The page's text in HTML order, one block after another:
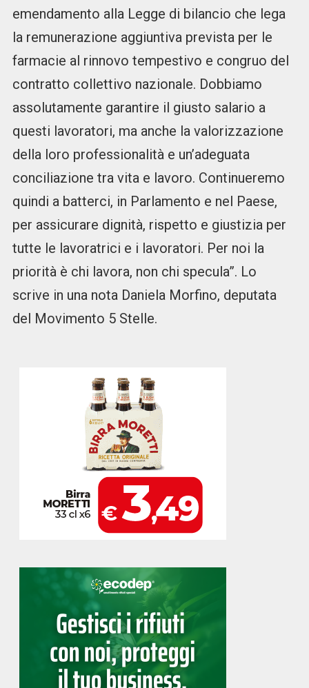
emendamento alla Legge di bilancio che lega
la remunerazione aggiuntiva prevista per le
farmacie al rinnovo tempestivo e congruo del
contratto collettivo nazionale. Dobbiamo
assolutamente garantire il giusto salario a
questi lavoratori, ma anche la valorizzazione
della loro professionalità e un’adeguata
conciliazione tra vita e lavoro. Continueremo
quindi a batterci, in Parlamento e nel Paese,
per assicurare dignità, rispetto e giustizia per
tutte le lavoratrici e i lavoratori. Per noi la
priorità è chi lavora, non chi specula”. Lo
scrive in una nota Daniela Morfino, deputata
del Movimento 5 Stelle.